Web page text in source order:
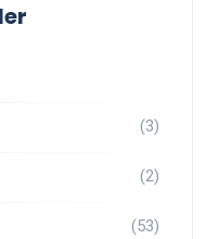
(3)
(2)
(53)